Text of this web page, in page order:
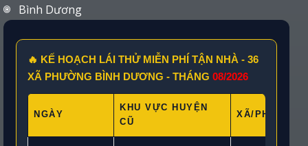
Bình Dương
🔥 KẾ HOẠCH LÁI THỬ MIỄN PHÍ TẬN NHÀ - 36
XÃ PHƯỜNG BÌNH DƯƠNG - THÁNG 08/2026
NGÀY
KHU VỰC HUYỆN
CŨ
XÃ/PHƯỜNG